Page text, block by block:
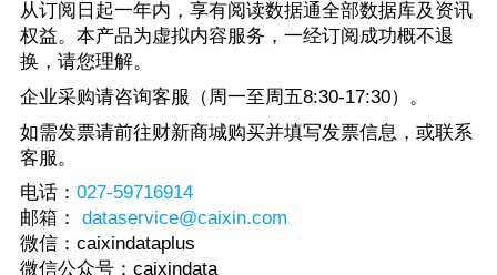
从订阅日起一年内，享有阅读数据通全部数据库及资讯
权益。本产品为虚拟内容服务，一经订阅成功概不退
换，请您理解。
企业采购请咨询客服（周一至周五8:30-17:30）。
如需发票请前往财新商城购买并填写发票信息，或联系
客服。
电话： 027-59716914
邮箱： dataservice@caixin.com
微信：caixindataplus
微信公众号：caixindata